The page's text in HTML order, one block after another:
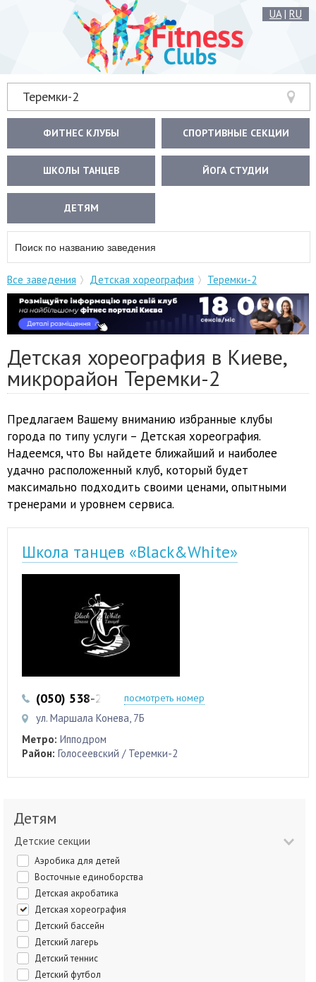
UA| RU
Теремки-2
ФИТНЕС КЛУБЫ СПОРТИВНЫЕ СЕКЦИИ
ШКОЛЫ ТАНЦЕВ ЙОГА СТУДИИ
ДЕТЯМ
Все заведения Детская хореография Теремки-2
Детская хореография в Киеве,
микрорайон Теремки-2
Предлагаем Вашему вниманию избранные клубы
города по типу услуги – Детская хореография.
Надеемся, что Вы найдете ближайший и наиболее
удачно расположенный клуб, который будет
максимально подходить своими ценами, опытными
тренерами и уровнем сервиса.
Школа танцев «Black&White»
(050) 538-28-81посмотреть номер
ул. Маршала Конева, 7Б
Метро: Ипподром
Район: Голосеевский / Теремки-2
Детям
Детские секции
Аэробика для детей
Восточные единоборства
Детская акробатика
Детская хореография
Детский бассейн
Детский лагерь
Детский теннис
Детский футбол